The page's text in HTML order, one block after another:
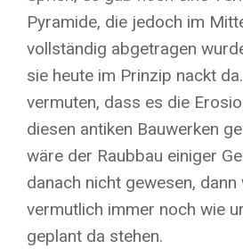
Pyramide, die jedoch im
vollständig abgetragen
sie heute im Prinzip nackt
vermuten, dass es die
diesen antiken Bauwerken
wäre der Raubbau einiger
danach nicht gewesen,
vermutlich immer noch wie
geplant da stehen.